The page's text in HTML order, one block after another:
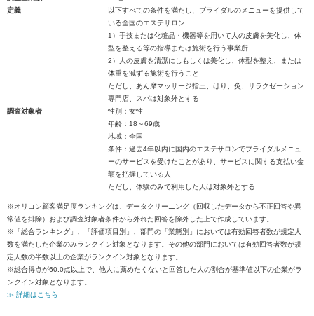
定義
以下すべての条件を満たし、ブライダルのメニューを提供して
いる全国のエステサロン
1）手技または化粧品・機器等を用いて人の皮膚を美化し、体
型を整える等の指導または施術を行う事業所
2）人の皮膚を清潔にしもしくは美化し、体型を整え、または
体重を減ずる施術を行うこと
ただし、あん摩マッサージ指圧、はり、灸、リラクゼーション
専門店、スパは対象外とする
調査対象者
性別：女性
年齢：18～69歳
地域：全国
条件：過去4年以内に国内のエステサロンでブライダルメニュ
ーのサービスを受けたことがあり、サービスに関する支払い金
額を把握している人
ただし、体験のみで利用した人は対象外とする
※オリコン顧客満足度ランキングは、データクリーニング（回収したデータから不正回答や異
常値を排除）および調査対象者条件から外れた回答を除外した上で作成しています。
※「総合ランキング」、「評価項目別」、部門の「業態別」においては有効回答者数が規定人
数を満たした企業のみランクイン対象となります。その他の部門においては有効回答者数が規
定人数の半数以上の企業がランクイン対象となります。
※総合得点が60.0点以上で、他人に薦めたくないと回答した人の割合が基準値以下の企業がラ
ンクイン対象となります。
≫ 詳細はこちら